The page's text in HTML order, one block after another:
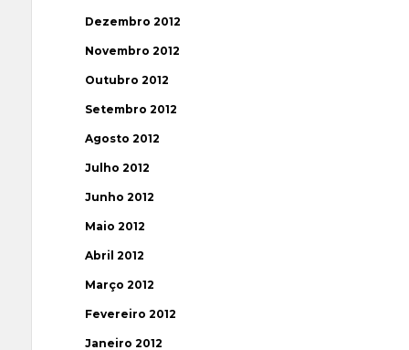
Dezembro 2012
Novembro 2012
Outubro 2012
Setembro 2012
Agosto 2012
Julho 2012
Junho 2012
Maio 2012
Abril 2012
Março 2012
Fevereiro 2012
Janeiro 2012